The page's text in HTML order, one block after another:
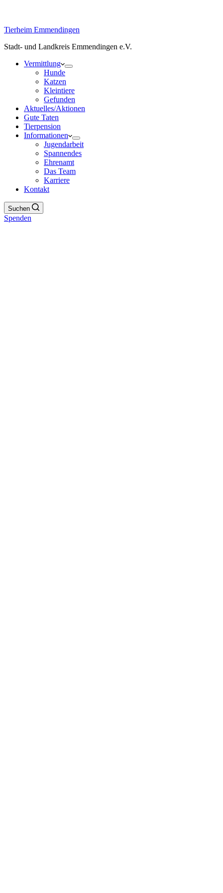
Tierheim Emmendingen
Stadt- und Landkreis Emmendingen e.V.
Vermittlung
Hunde
Katzen
Kleintiere
Gefunden
Aktuelles/Aktionen
Gute Taten
Tierpension
Informationen
Jugendarbeit
Spannendes
Ehrenamt
Das Team
Karriere
Kontakt
Suchen
Spenden